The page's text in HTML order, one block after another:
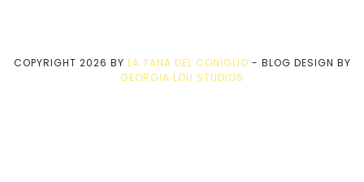
COPYRIGHT 2026 BY LA TANA DEL CONIGLIO - BLOG DESIGN BY
GEORGIA LOU STUDIOS